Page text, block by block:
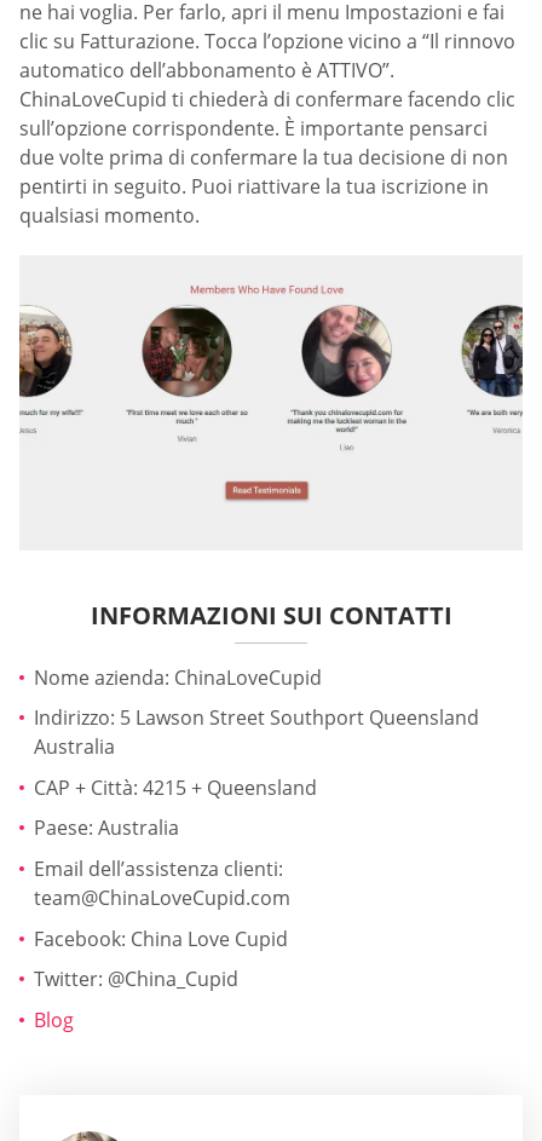
ne hai voglia. Per farlo, apri il menu Impostazioni e fai
clic su Fatturazione. Tocca l’opzione vicino a “Il rinnovo
automatico dell’abbonamento è ATTIVO”.
ChinaLoveCupid ti chiederà di confermare facendo clic
sull’opzione corrispondente. È importante pensarci
due volte prima di confermare la tua decisione di non
pentirti in seguito. Puoi riattivare la tua iscrizione in
qualsiasi momento.
INFORMAZIONI SUI CONTATTI
Nome azienda: ChinaLoveCupid
Indirizzo: 5 Lawson Street Southport Queensland
Australia
CAP + Città: 4215 + Queensland
Paese: Australia
Email dell’assistenza clienti:
team@ChinaLoveCupid.com
Facebook: China Love Cupid
Twitter: @China_Cupid
Blog